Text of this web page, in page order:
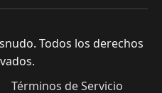
Todos los derechos
Términos de Servicio